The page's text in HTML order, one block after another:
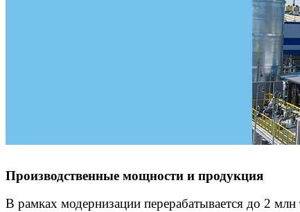
Производственные мощности и продукция
В рамках модернизации перерабатывается до 2